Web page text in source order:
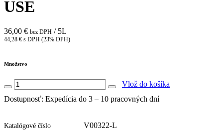
USE
36,00 € bez DPH / 5L
44,28 € s DPH (23% DPH)
Množstvo
Vlož do košíka
Dostupnosť: Expedícia do 3 – 10 pracovných dní
Katalógové číslo V00322-L